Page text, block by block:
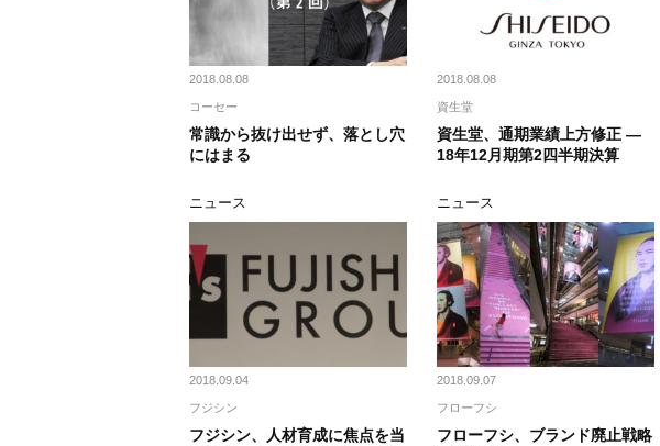
2018.08.08
コーセー
常識から抜け出せず、落とし穴
にはまる
2018.08.08
資生堂
資生堂、通期業績上方修正 —
18年12月期第2四半期決算
ニュース
2018.09.04
フジシン
フジシン、人材育成に焦点を当
ニュース
2018.09.07
フローフシ
フローフシ、ブランド廃止戦略